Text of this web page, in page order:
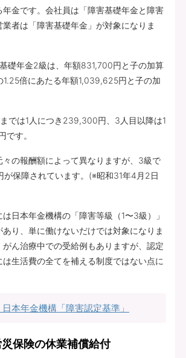
金です。会社員は「障害基礎年金と障害
業者は「障害基礎年金」が対象になりま
礎年金2級は、年額831,700円と子の加算
1.25倍にあたる年額1,039,625円と子の加
では1人につき239,300円、3人目以降は1
です。
々の報酬額によって異なりますが、3級で
保障されています。(※昭和31年4月2日
日本年金機構の「障害等級（1〜3級）」
り、単に働けないだけでは対象になりま
ん治療中での受給例もありますが、認定
生活費の全てを補える制度ではない点に
本年金機構「障害認定基準」
保険の休業補償給付